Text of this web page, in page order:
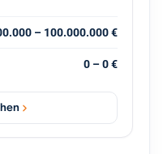
– 100.000.000 €
0 – 0 €